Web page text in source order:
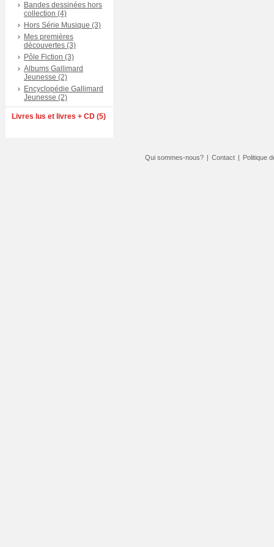
Bandes dessinées hors
collection (4)
Hors Série Musique (3)
Mes premières
découvertes (3)
Pôle Fiction (3)
Albums Gallimard
Jeunesse (2)
Encyclopédie Gallimard
Jeunesse (2)
Livres lus et livres + CD (5)
Qui sommes-nous? | Contact | Politique